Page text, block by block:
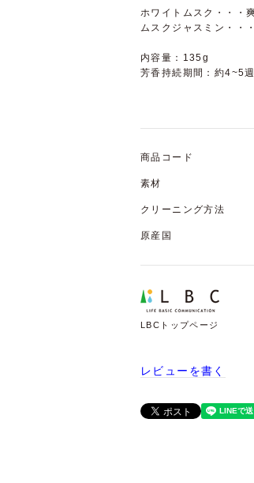
ホワイトムスク・・・
ムスクジャスミン・・
内容量：135g
芳香持続期間：約4~5
商品コード
素材
クリーニング方法
原産国
LBCトップページ
レビューを書く